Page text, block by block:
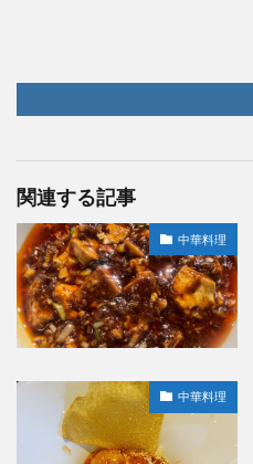
関連する記事
中華料理
中華料理